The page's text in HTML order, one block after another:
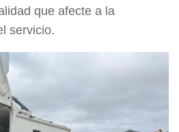
que afecte a la
servicio.